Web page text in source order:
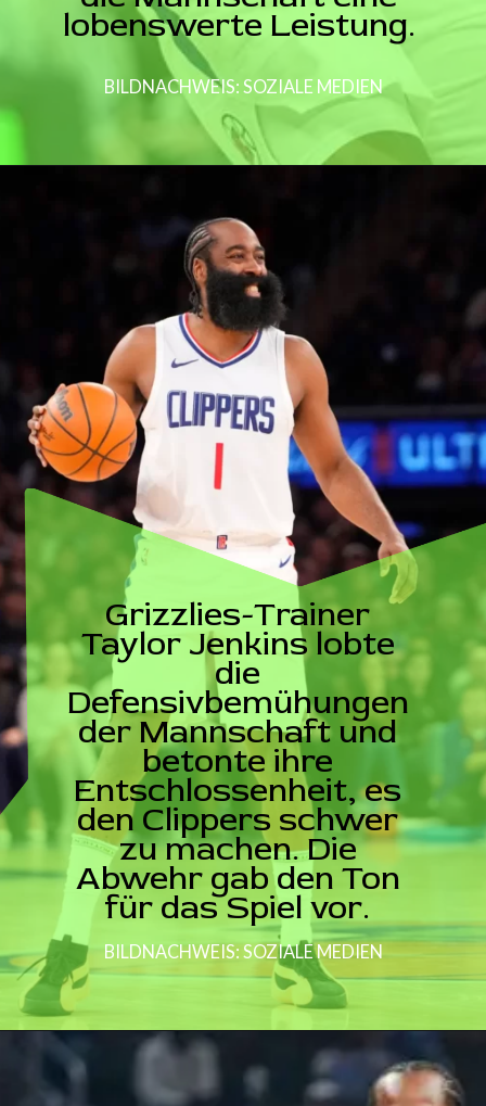
lobenswerte Leistung.
BILDNACHWEIS: SOZIALE MEDIEN
Grizzlies-Trainer
Taylor Jenkins lobte
die
Defensivbemühungen
der Mannschaft und
betonte ihre
Entschlossenheit, es
den Clippers schwer
zu machen. Die
Abwehr gab den Ton
für das Spiel vor.
BILDNACHWEIS: SOZIALE MEDIEN